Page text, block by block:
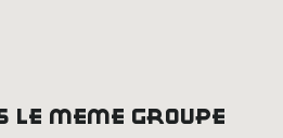
le même groupe